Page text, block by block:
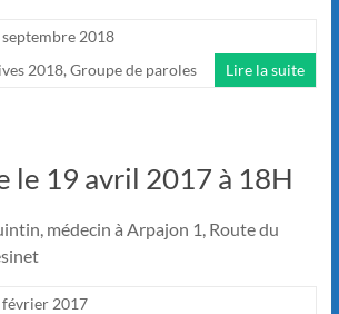
septembre 2018
2018, Groupe de paroles Lire la suite
le 19 avril 2017 à 18H
médecin à Arpajon 1, Route du
février 2017